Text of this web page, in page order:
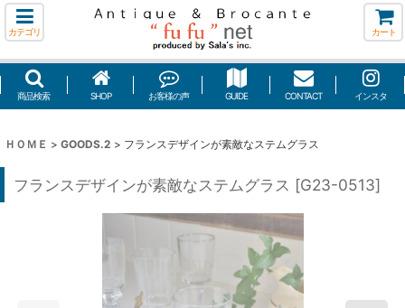
カテゴリ カート
商品検索 SHOP お客様の声 GUIDE CONTACT インスタ
ＨＯＭＥ > GOODS.2 > フランスデザインが素敵なステムグラス
フランスデザインが素敵なステムグラス [G23-0513]